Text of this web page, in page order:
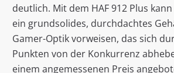
deutlich. Mit dem HAF 912 Plus
ein grundsolides, durchdachtes
Gamer-Optik vorweisen, das sich
Punkten von der Konkurrenz
einem angemessenen Preis